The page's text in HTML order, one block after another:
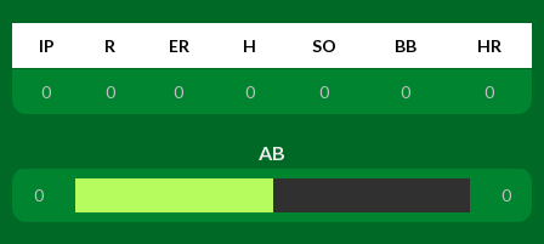
IP R ER H SO BB HR
0 0 0 0 0 0 0
AB
0 0